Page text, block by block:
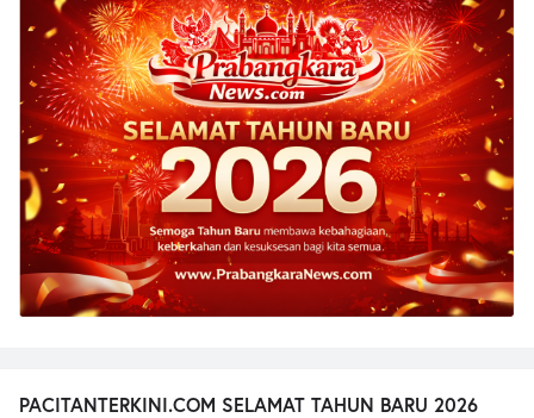
PACITANTERKINI.COM SELAMAT TAHUN BARU 2026